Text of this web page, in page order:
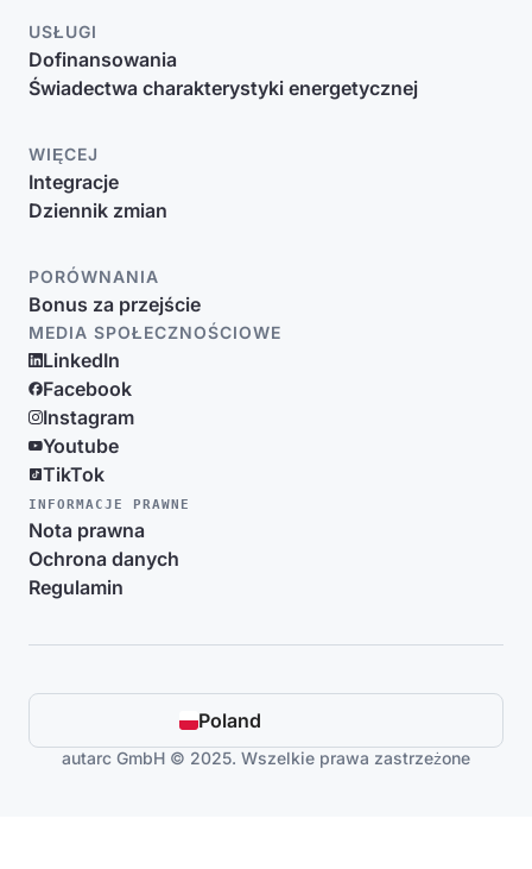
USŁUGI
Dofinansowania
Świadectwa charakterystyki energetycznej
WIĘCEJ
Integracje
Dziennik zmian
PORÓWNANIA
Bonus za przejście
MEDIA SPOŁECZNOŚCIOWE
LinkedIn
Facebook
Instagram
Youtube
TikTok
INFORMACJE PRAWNE
Nota prawna
Ochrona danych
Regulamin
Poland
autarc GmbH © 2025. Wszelkie prawa zastrzeżone